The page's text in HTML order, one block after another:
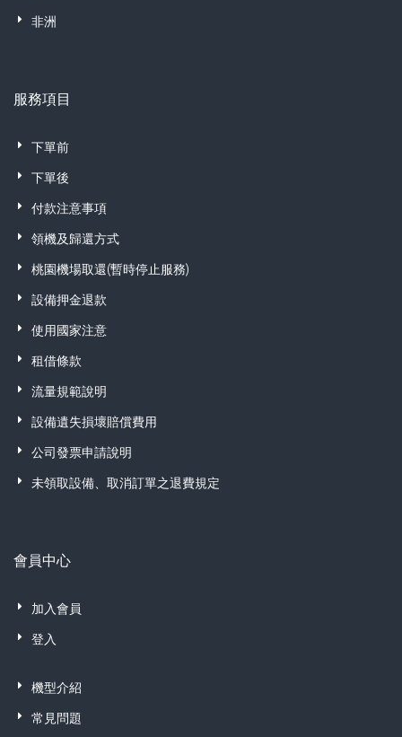
非洲
服務項目
下單前
下單後
付款注意事項
領機及歸還方式
桃園機場取還(暫時停止服務)
設備押金退款
使用國家注意
租借條款
流量規範說明
設備遺失損壞賠償費用
公司發票申請說明
未領取設備、取消訂單之退費規定
會員中心
加入會員
登入
機型介紹
常見問題